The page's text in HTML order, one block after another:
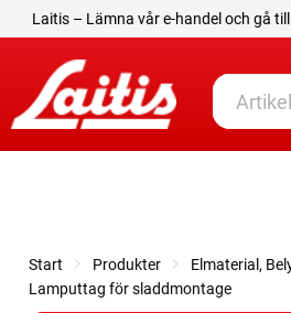
Laitis – Lämna vår e-handel och gå
Start Produkter Elmaterial,
Lamputtag för sladdmontage